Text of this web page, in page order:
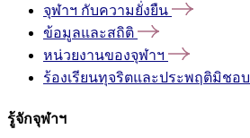
จุฬาฯ กับความยั่งยืน
ข้อมูลและสถิติ
หน่วยงานของจุฬาฯ
ร้องเรียนทุจริตและประพฤติมิชอบ
รู้จักจุฬาฯ